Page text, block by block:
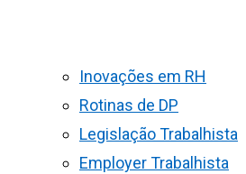
Inovações em RH
Rotinas de DP
Legislação Trabalhista
Employer Trabalhista